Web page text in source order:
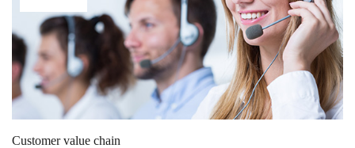
Customer value chain